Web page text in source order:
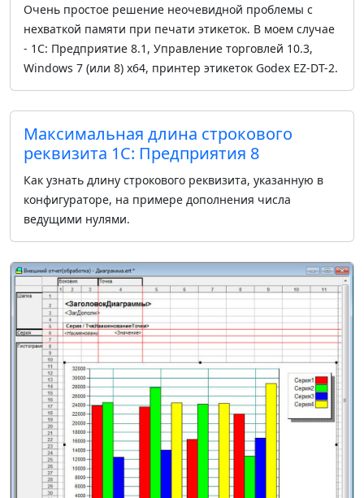
Очень простое решение неочевидной проблемы с
нехваткой памяти при печати этикеток. В моем случае
- 1С: Предприятие 8.1, Управление торговлей 10.3,
Windows 7 (или 8) x64, принтер этикеток Godex EZ-DT-2.
Максимальная длина строкового
реквизита 1С: Предприятия 8
Как узнать длину строкового реквизита, указанную в
конфигураторе, на примере дополнения числа
ведущими нулями.